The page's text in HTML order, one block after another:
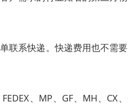
联系快递。快递费用也不需要
、MP、GF、MH、CX、